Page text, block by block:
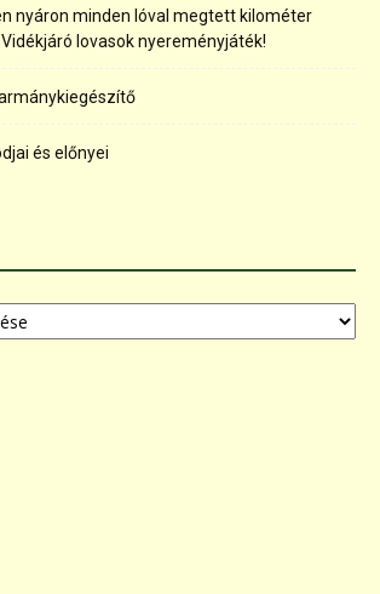
nyáron minden lóval megtett kilométer
lovasok nyereményjáték!
és előnyei